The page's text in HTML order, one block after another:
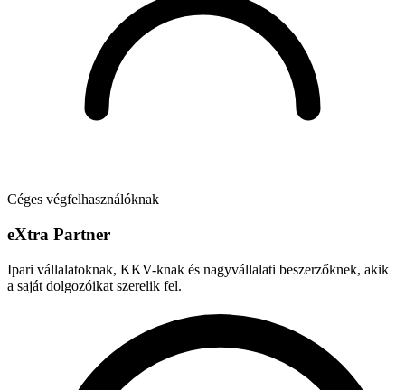
Céges végfelhasználóknak
eXtra Partner
Ipari vállalatoknak, KKV-knak és nagyvállalati beszerzőknek, akik
a saját dolgozóikat szerelik fel.